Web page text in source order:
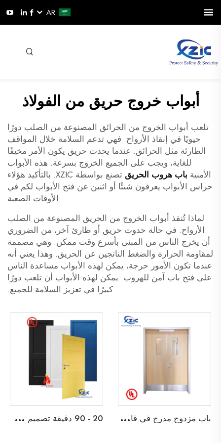
AR
أبواب خروج حريق من الفولاذ
تلعب أبواب الخروج من الحرائق المصنوعة من الصلب دورًا
حيويًا في إنقاذ الأرواح. فهي تدعم السلامة خلال المواقف
الطارئة مثل الحرائق. عندما يحدث حريق يكون الأمر مخيفًا
للغاية، ويجب على الجميع الخروج بسرعة. هذه الأبواب
الأمنية باب هروب الحريق
تصنع بواسطة XZIC. بالتأكيد هؤلاء
حراس الأبواب يعرفون شيئًا أو اثنين عن فتح الأبواب لكم في
الأوقات الصعبة
لماذا تُنقذ أبواب الخروج من الحريق المصنوعة من الصلب
الأرواح. في حالة حدوث حريق أو طارئ آخر، من الضروري
أن يخرج الناس من المبنى بأسرع وقت ممكن. وهي مصممة
لمقاومة الحرارة والضغط الناتجين عن الحريق. وهذا يعني أنه
عندما تكون الأمور حرجة، يمكن لهذه الأبواب مساعدة الناس
على فتح باب آمن للهروب. يمكن لهذه الأبواب أن تلعب دورًا
كبيرًا في تعزيز السلامة للجميع.
ب
اب مزدوج مدرج في قائمة UL مقاوم للحريق لمدة 45 دقيقة لباب خروج خشبي لمدرسة، شقة، فندق، أو مبنى مكتبي 2
0 - 90 دقيقة تصميم شاكر ثنائي الأبواب الخشبية المقاومة للحريق باب خشبي مقاوم للحريق مع إطار قابل للتفكيك وابواب داخلية من نوع Barn